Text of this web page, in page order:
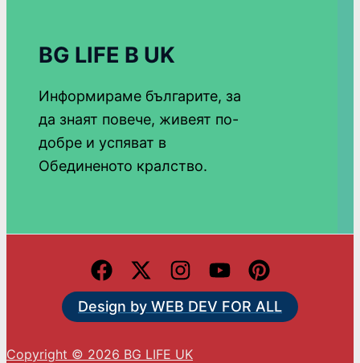
BG LIFE В UK
Информираме българите, за
да знаят повече, живеят по-
добре и успяват в
Обединеното кралство.
Design by WEB DEV FOR ALL
Copyright © 2026 BG LIFE UK